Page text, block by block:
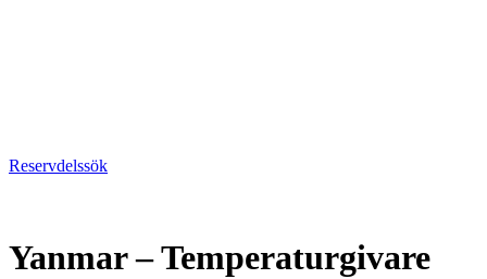
Reservdelssök
Yanmar – Temperaturgivare